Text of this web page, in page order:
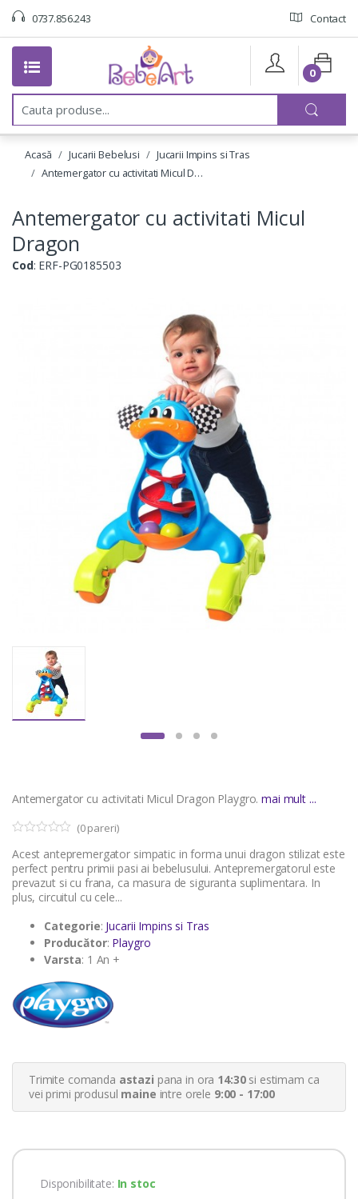
0737.856.243 Contact
C
u
0
Acasă Jucarii Bebelusi
Jucarii Impins si Tras
Antemergator cu activitati Micul D…
Antemergator cu activitati Micul
Dragon
Cod: ERF-PG0185503
Antemergator cu activitati Micul Dragon Playgro.mai mult ...
o
u
t
o
f
u
s
r
i
(0pareri)
Acest antepremergator simpatic in forma unui dragon stilizat este
perfect pentru primii pasi ai bebelusului. Antepremergatorul este
prevazut si cu frana, ca masura de siguranta suplimentara. In
plus, circuitul cu cele...
Categorie: Jucarii Impins si Tras
Producător: Playgro
Varsta: 1 An +
Trimite comanda astazi pana in ora 14:30si estimam ca
vei primi produsul maine intre orele 9:00 - 17:00
Disponibilitate: In stoc